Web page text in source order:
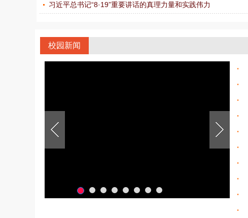
习近平总书记“8·19”重要讲话的真理力量和实践伟力
校园新闻